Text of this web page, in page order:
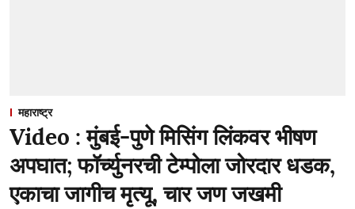
महाराष्ट्र
Video : मुंबई-पुणे मिसिंग लिंकवर भीषण
अपघात; फॉर्च्युनरची टेम्पोला जोरदार धडक,
एकाचा जागीच मृत्यू, चार जण जखमी